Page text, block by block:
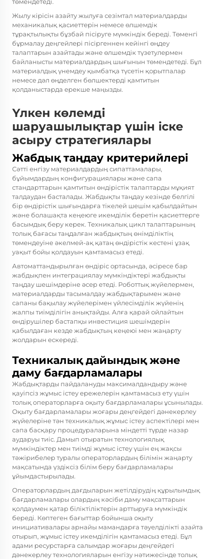
Жылу кірісін азайту жылуға сезімтал материалдарды
механикалық қасиеттерін немесе өлшемдік
тұрақтылықты бұзбай пісіруге мүмкіндік береді. Төменгі
бұрмалау деңгейлері пісіргеннен кейінгі өңдеу
талаптарын азайтады және өлшемдік түзетулермен
байланысты материалдардың шығынын төмендетеді. Бұл
материалдық үнемдеу қымбатқа түсетін қорытпалар
немесе дәл өңделген бөлшектерді қамтитын
қолданыстарда ерекше маңызды.
Үлкен көлемді
шаруашылықтар үшін іске
асыру стратегиялары
Жабдық таңдау критерийлері
Сәтті енгізу материалдардың сипаттамалары,
бұйымдардың конфигурациялары және сапа
стандарттарын қамтитын өндірістік талаптарды мұқият
талдаудан басталады. Жабдықты таңдау кезінде белгілі
бір өндірістік шығындарға тікелей шешім қабылдайтын
және болашақта кеңеюге икемділік беретін қасиеттерге
басымдық беру керек. Техникалық цикл талаптарының
толық бағасы таңдалған жабдықтың өнімділіктің
төмендеуіне әкелмей-ақ қатаң өндірістік кестені ұзақ
уақыт бойы қолдауын қамтамасыз етеді.
Автоматтандырылған өндіріс ортасында, әсіресе бар
жабдықпен интеграциялау мүмкіндіктері жабдықты
таңдау шешімдеріне әсер етеді. Роботтық жүйелермен,
материалдарды тасымалдау жабдықтарымен және
сапаны бақылау жүйелерімен үйлесімділік жүйенің
жалпы тиімділігін анықтайды. Алға қарай ойлайтын
өндірушілер бастапқы инвестиция шешімдерін
қабылдаған кезде жабдықтың кеңеюі мен жаңарту
жолдарын ескереді.
Техникалық дайындық және
даму бағдарламалары
Жабдықтарды пайдалануды максималдандыру және
қауіпсіз жұмыс істеу ережелерін қамтамасыз ету үшін
толық операторларға оқыту бағдарламалары ұсынылады.
Оқыту бағдарламалары жоғары деңгейдегі дәнекерлеу
жүйелеріне тән техникалық жұмыс істеу аспектілері мен
сапа басқару процедураларына міндетті түрде назар
аударуы тиіс. Дамып отыратын технологиялық
мүмкіндіктер мен тиімді жұмыс істеу үшін ең жақсы
тәжірибелер туралы операторлардың білімін жаңарту
мақсатында үздіксіз білім беру бағдарламалары
ұйымдастырылады.
Операторлардың дағдыларын жетілдірудің құрылымдық
бағдарламалары олардың кәсіби даму мақсаттарын
қолдаумен қатар біліктіліктерін арттыруға мүмкіндік
береді. Көптеген бағыттар бойынша оқыту
инициативалары арнайы мамандарға тәуелділікті азайта
отырып, жұмыс істеу икемділігін қамтамасыз етеді. Бұл
адами ресурстарға салымдар жоғары деңгейдегі
дәнекерлеу технологияларын енгізу нәтижесінде толық